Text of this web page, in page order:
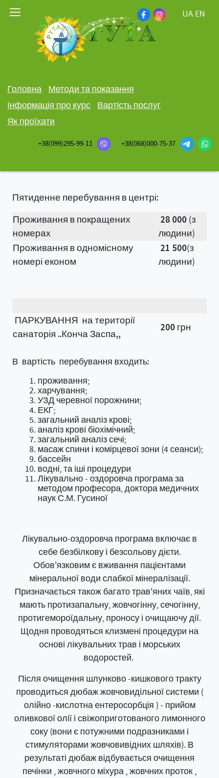
Головна
Методи та показання
Інформація про курс
Вартість послуг
Як проїхати
UA EN
+38(099)295-99-11 +38(068)000-75-37
Пятиденне перебування в центрі:
Проживання в покращених
номерах
28 000 (з
людини)
Проживання в одномісному
номері економ
21 500(з
людини)
ПАРКУВАННЯ на території
санаторія ..Конча Заспа,,
200 грн
В вартість перебування входить:
проживання;
харчування;
УЗД черевної порожнини;
ЕКГ;
загальний аналіз крові;
аналіз крові біохімічний;
загальний аналіз сечі;
масаж спини і комірцевої зони (4 сеанси);
бассейн
водні, та іші процедури
Лікувально - оздоровча програма за
методом професора, доктора медичних
наук С.М. Гусиної
Лікувально-оздоровча програма включає в
себе безбілкову і безсольову дієти.
Обов'язковим є вживання пацієнтами
мінеральної води слабкої мінералізації.
Призначається також багато трав'яних чаїв, які
мають протизапальну, жовчогінну, сечогінну,
протигемороїдальну, проносу і очищаючу дії.
Щодня проводяться клизмені процедури на
основі лікувальних трав і морських
водоростей.
Після очищення шлунково -кишкового тракту
проводиться дюбаж жовчовидільної системи (
олійно -кислотна ентеросорбція ) - прийом
оливкової олії і свіжоприготованого лимонного
соку (вони є потужними подразниками і
стимуляторами жовчовивідних шляхів). В
результаті дюбаж відбувається очищення
печінки , жовчного міхура , жовчних проток ,